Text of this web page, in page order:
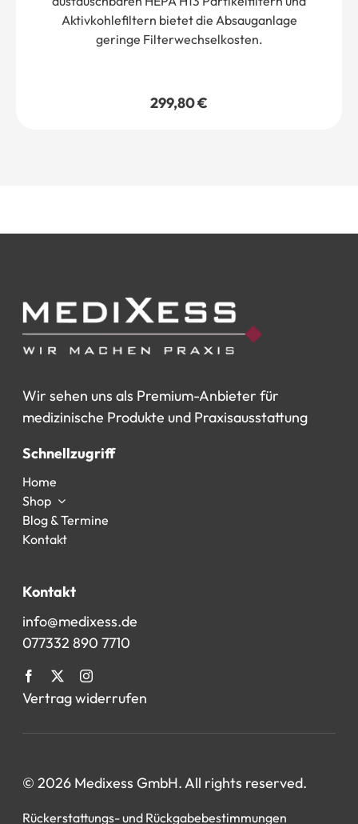
Aktivkohlefiltern bietet die Absauganlage
geringe Filterwechselkosten.
299,80€
Wir sehen uns als Premium-Anbieter für
medizinische Produkte und Praxisausstattung
Schnellzugriff
Home
Shop
Blog & Termine
Kontakt
Kontakt
info@medixess.de
077332 890 7710
Vertrag widerrufen
© 2026 Medixess GmbH. All rights reserved.
Rückerstattungs- und Rückgabebestimmungen